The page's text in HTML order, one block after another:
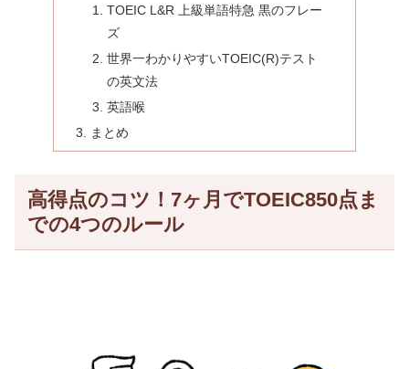
TOEIC L&R 上級単語特急 黒のフレー
ズ
世界一わかりやすいTOEIC(R)テスト
の英文法
英語喉
まとめ
高得点のコツ！7ヶ月でTOEIC850点ま
での4つのルール